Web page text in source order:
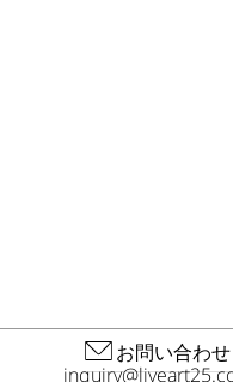
お問い合わせ